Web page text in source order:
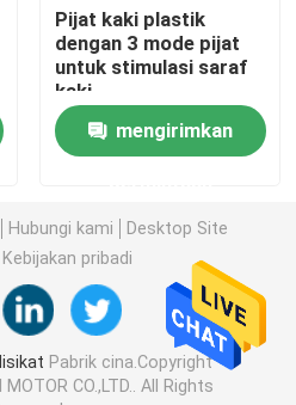
Pijat kaki plastik
dengan 3 mode pijat
untuk stimulasi saraf
kaki
mengirimkan
Hubungi kami
Desktop Site
Kebijakan pribadi
Pabrik cina.Copyright
CO.,LTD.. All Rights